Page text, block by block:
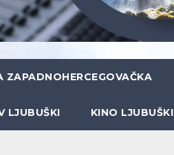
ZAPADNOHERCEGOVAČKA
LJUBUŠKI KINO LJUBUŠKI